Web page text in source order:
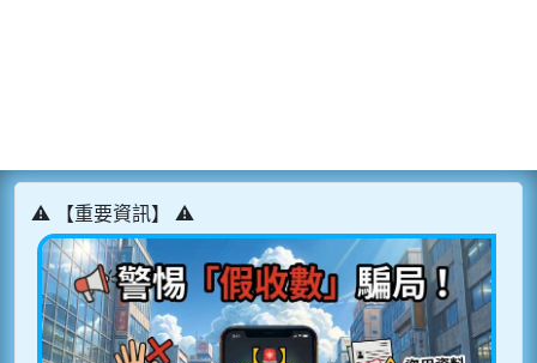
⚠️ 【重要資訊】 ⚠️